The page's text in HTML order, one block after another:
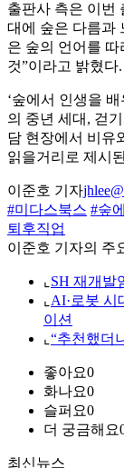
출판사 측은 이번
대에 숲은 다름과
은 숲의 언어를
것”이라고 밝혔다.
‘숲에서 인생을
의 중년 세대, 걷
담 현장에서 비유
읽을거리로 제시
이준호 기자
#미다스북스 #숲
퇴후직업
이준호 기자의 주
⌞ SH 재개발
⌞ AI·로봇
이션
⌞ “추천했더
좋아요0
화나요0
슬퍼요0
더 궁금해요
최신뉴스